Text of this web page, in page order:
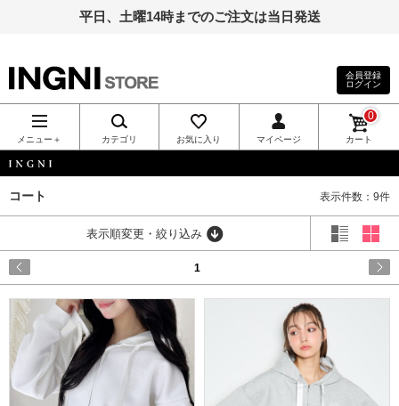
平日、土曜14時までのご注文は当日発送
INGNI（イン
グ）公式通
販｜INGNI
STORE
会員登録
ログイン
メニュー＋ カテゴリ お気に入り マイページ カート
0
コート 表示件数：9件
表示順変更・絞り込み
1